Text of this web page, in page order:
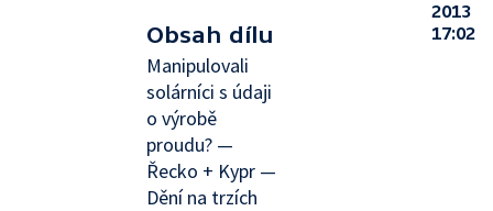
Obsah dílu
Manipulovali
solárníci s údaji
o výrobě
proudu? —
Řecko + Kypr —
Dění na trzích
2013
17:02